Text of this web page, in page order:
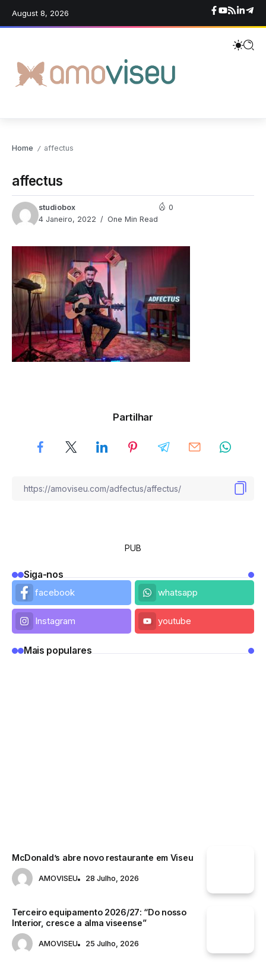
August 8, 2026
Home / affectus
affectus
studiobox
4 Janeiro, 2022
One Min Read
0
Partilhar
PUB
Siga-nos
facebook
whatsapp
Instagram youtube
Mais populares
McDonald’s abre novo restaurante em Viseu
AMOVISEU 28 Julho, 2026
Terceiro equipamento 2026/27: “Do nosso
Interior, cresce a alma viseense”
AMOVISEU 25 Julho, 2026